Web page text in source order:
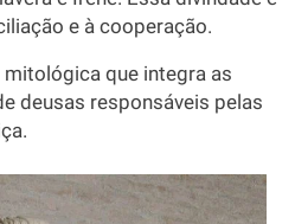
e à cooperação.
mitológica que integra as
deusas responsáveis pelas